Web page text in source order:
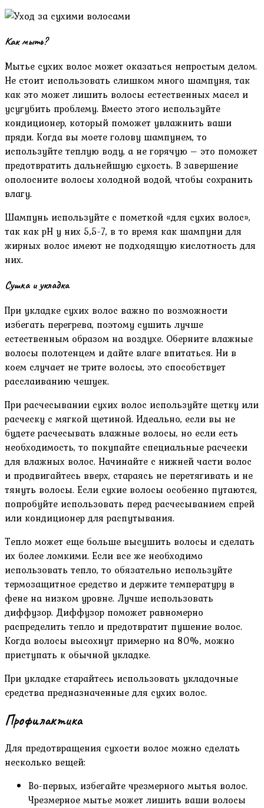
Как мыть?
Мытье сухих волос может оказаться непростым делом.
Не стоит использовать слишком много шампуня, так
как это может лишить волосы естественных масел и
усугубить проблему. Вместо этого используйте
кондиционер, который поможет увлажнить ваши
пряди. Когда вы моете голову шампунем, то
используйте теплую воду, а не горячую – это поможет
предотвратить дальнейшую сухость. В завершение
ополосните волосы холодной водой, чтобы сохранить
влагу.
Шампунь используйте с пометкой «для сухих волос»,
так как pH у них 5,5-7, в то время как шампуни для
жирных волос имеют не подходящую кислотность для
них.
Сушка и укладка
При укладке сухих волос важно по возможности
избегать перегрева, поэтому сушить лучше
естественным образом на воздухе. Оберните влажные
волосы полотенцем и дайте влаге впитаться. Ни в
коем случает не трите волосы, это способствует
расслаиванию чешуек.
При расчесывании сухих волос используйте щетку или
расческу с мягкой щетиной. Идеально, если вы не
будете расчесывать влажные волосы, но если есть
необходимость, то покупайте специальные расчески
для влажных волос. Начинайте с нижней части волос
и продвигайтесь вверх, стараясь не перетягивать и не
тянуть волосы. Если сухие волосы особенно путаются,
попробуйте использовать перед расчесыванием спрей
или кондиционер для распутывания.
Тепло может еще больше высушить волосы и сделать
их более ломкими. Если все же необходимо
использовать тепло, то обязательно используйте
термозащитное средство и держите температуру в
фене на низком уровне. Лучше использовать
диффузор. Диффузор поможет равномерно
распределить тепло и предотвратит пушение волос.
Когда волосы высохнут примерно на 80%, можно
приступать к обычной укладке.
При укладке старайтесь использовать укладочные
средства предназначенные для сухих волос.
Профилактика
Для предотвращения сухости волос можно сделать
несколько вещей:
Во-первых, избегайте чрезмерного мытья волос.
Чрезмерное мытье может лишить ваши волосы